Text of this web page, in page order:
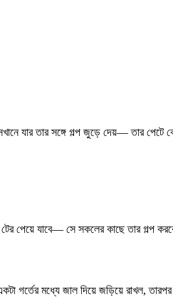
যার তার সঙ্গে গল্প জুড়ে দেয়— তার পেটে
পেয়ে যাবে— সে সকলের কাছে তার গল্প
গর্তের মধ্যে জাল দিয়ে জড়িয়ে রাখল,